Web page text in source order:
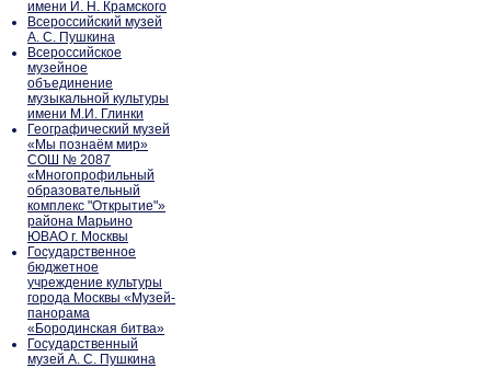
имени И. Н. Крамского
Всероссийский музей
А. С. Пушкина
Всероссийское
музейное
объединение
музыкальной культуры
имени М.И. Глинки
Географический музей
«Мы познаём мир»
СОШ № 2087
«Многопрофильный
образовательный
комплекс "Открытие"»
района Марьино
ЮВАО г. Москвы
Государственное
бюджетное
учреждение культуры
города Москвы «Музей-
панорама
«Бородинская битва»
Государственный
музей А. С. Пушкина